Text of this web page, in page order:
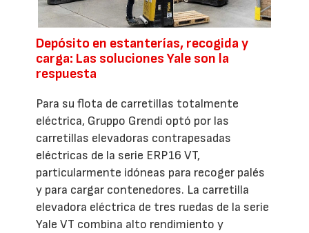
Depósito en estanterías, recogida y
carga: Las soluciones Yale son la
respuesta
Para su flota de carretillas totalmente
eléctrica, Gruppo Grendi optó por las
carretillas elevadoras contrapesadas
eléctricas de la serie ERP16 VT,
particularmente idóneas para recoger palés
y para cargar contenedores. La carretilla
elevadora eléctrica de tres ruedas de la serie
Yale VT combina alto rendimiento y